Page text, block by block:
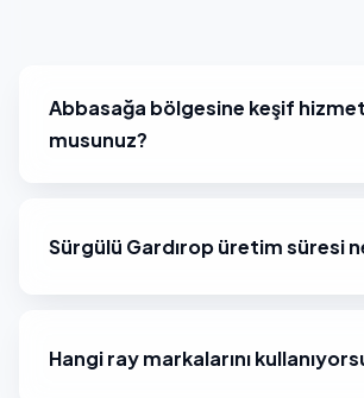
Abbasağa bölgesine keşif
musunuz?
Sürgülü Gardırop üretim süresi
Hangi ray markalarını